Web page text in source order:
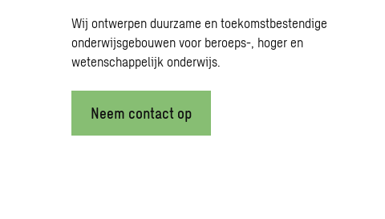
Wij ontwerpen duurzame en toekomstbestendige
onderwijsgebouwen voor beroeps-, hoger en
wetenschappelijk onderwijs.
Neem contact op